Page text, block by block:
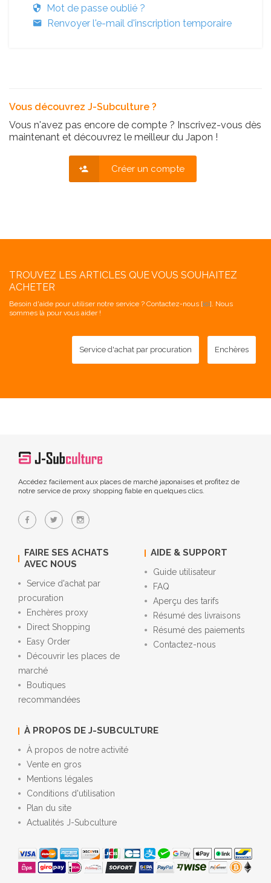
Mot de passe oublié ?
Renvoyer l'e-mail d'inscription temporaire
Vous découvrez J-Subculture ?
Vous n'avez pas encore de compte ? Inscrivez-vous dès
maintenant et découvrez le meilleur du Japon !
Créer un compte
TROUVEZ LES ARTICLES QUE VOUS SOUHAITEZ
ACHETER
Besoin d'aide pour utiliser notre service ? Contactez-nous [ici]. Nous
sommes là pour vous aider !
Service d'achat par procuration Enchères
Accédez facilement aux places de marché japonaises et profitez de
notre service de proxy shopping fiable en quelques clics.
FAIRE SES ACHATS
AVEC NOUS
Service d'achat par
procuration
Enchères proxy
Direct Shopping
Easy Order
Découvrir les places de
marché
Boutiques
recommandées
AIDE & SUPPORT
Guide utilisateur
FAQ
Aperçu des tarifs
Résumé des livraisons
Résumé des paiements
Contactez-nous
À PROPOS DE J-SUBCULTURE
À propos de notre activité
Vente en gros
Mentions légales
Conditions d'utilisation
Plan du site
Actualités J-Subculture